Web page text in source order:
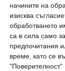
начините на
изисква
обработването
са в сила само
предпочитания
време, като се
"Поверителност"
Да
09